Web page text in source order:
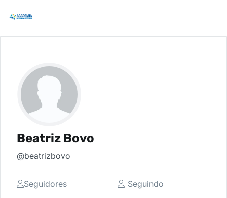
Beatriz Bovo
@beatrizbovo
Seguidores Seguindo